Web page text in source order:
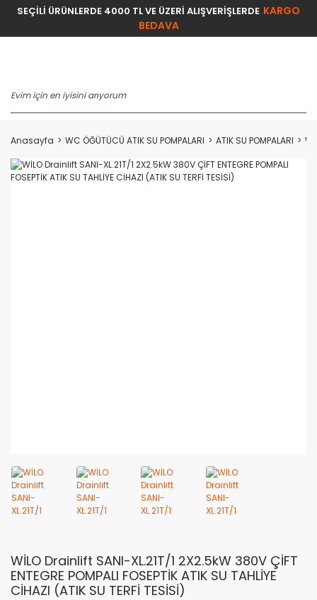
SEÇİLİ ÜRÜNLERDE 4000 TL VE ÜZERİ ALIŞVERİŞLERDE KARGO
BEDAVA
Anasayfa WC ÖĞÜTÜCÜ ATIK SU POMPALARI ATIK SU POMPALARI
WİLO Drainlift SANI-XL.21T/1 2X2.5kW 380V ÇİFT
ENTEGRE POMPALI FOSEPTİK ATIK SU TAHLİYE
CİHAZI (ATIK SU TERFİ TESİSİ)